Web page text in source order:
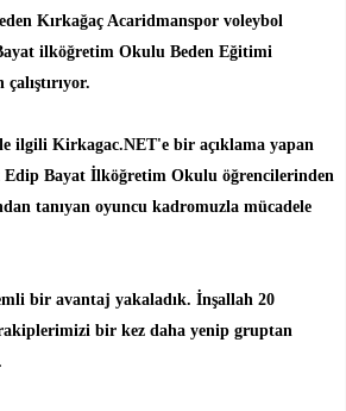
Kırkağaç Acaridmanspor voleybol
ilköğretim Okulu Beden Eğitimi
ilgili Kirkagac.NET'e bir açıklama yapan
Bayat İlköğretim Okulu öğrencilerinden
tanıyan oyuncu kadromuzla mücadele
bir avantaj yakaladık. İnşallah 20
bir kez daha yenip gruptan